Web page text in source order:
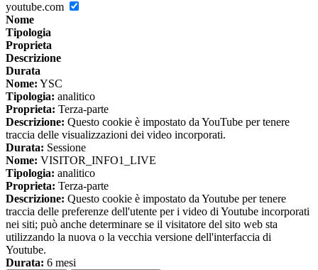
youtube.com
Nome
Tipologia
Proprieta
Descrizione
Durata
Nome: YSC
Tipologia: analitico
Proprieta: Terza-parte
Descrizione: Questo cookie è impostato da YouTube per tenere
traccia delle visualizzazioni dei video incorporati.
Durata: Sessione
Nome: VISITOR_INFO1_LIVE
Tipologia: analitico
Proprieta: Terza-parte
Descrizione: Questo cookie è impostato da Youtube per tenere
traccia delle preferenze dell'utente per i video di Youtube incorporati
nei siti; può anche determinare se il visitatore del sito web sta
utilizzando la nuova o la vecchia versione dell'interfaccia di
Youtube.
Durata: 6 mesi